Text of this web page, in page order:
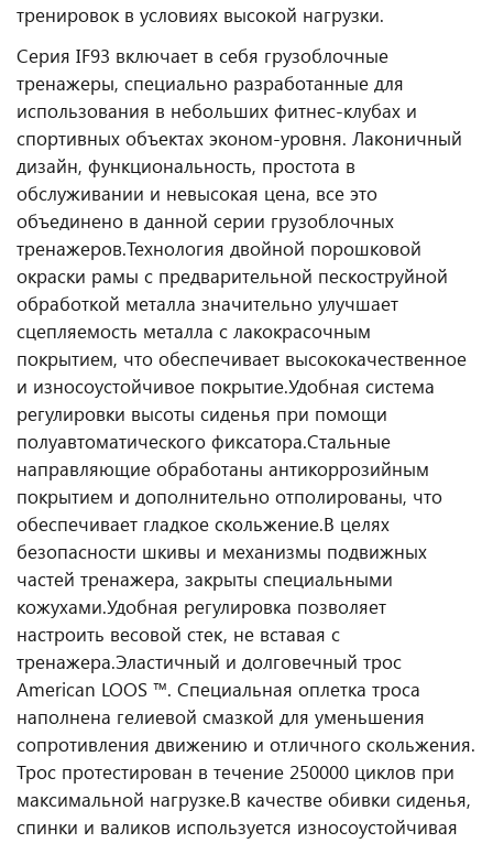
тренировок в условиях высокой нагрузки.
Серия IF93 включает в себя грузоблочные
тренажеры, специально разработанные для
использования в небольших фитнес-клубах и
спортивных объектах эконом-уровня. Лаконичный
дизайн, функциональность, простота в
обслуживании и невысокая цена, все это
объединено в данной серии грузоблочных
тренажеров.Технология двойной порошковой
окраски рамы с предварительной пескоструйной
обработкой металла значительно улучшает
сцепляемость металла с лакокрасочным
покрытием, что обеспечивает высококачественное
и износоустойчивое покрытие.Удобная система
регулировки высоты сиденья при помощи
полуавтоматического фиксатора.Стальные
направляющие обработаны антикоррозийным
покрытием и дополнительно отполированы, что
обеспечивает гладкое скольжение.В целях
безопасности шкивы и механизмы подвижных
частей тренажера, закрыты специальными
кожухами.Удобная регулировка позволяет
настроить весовой стек, не вставая с
тренажера.Эластичный и долговечный трос
American LOOS ™. Специальная оплетка троса
наполнена гелиевой смазкой для уменьшения
сопротивления движению и отличного скольжения.
Трос протестирован в течение 250000 циклов при
максимальной нагрузке.В качестве обивки сиденья,
спинки и валиков используется износоустойчивая